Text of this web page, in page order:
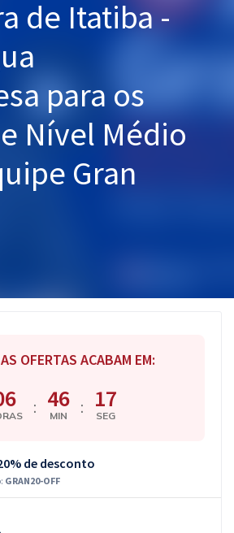
de Itatiba -
para os
Nível Médio
Gran
OFERTAS ACABAM EM:
: 46
MIN : 17
SEG
de desconto
GRAN20-OFF